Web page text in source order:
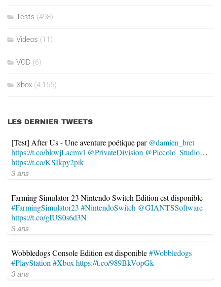
Tests (498)
Videos (11)
VOD (6)
Xbox (4 155)
LES DERNIER TWEETS
[Test] After Us - Une aventure poétique par @damien_bret
https://t.co/bkwjLacmvI @PrivateDivision @Piccolo_Studio…
https://t.co/KSIkpy2pik
3 ans
Farming Simulator 23 Nintendo Switch Edition est disponible
#FarmingSimulator23 #NintendoSwitch @GIANTSSoftware
https://t.co/gIUS0s6d3N
3 ans
Wobbledogs Console Edition est disponible#Wobbledogs
#PlayStation #Xbox https://t.co/989BkVopGk
3 ans